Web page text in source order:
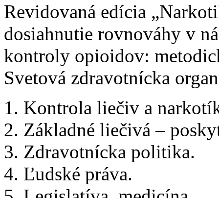
Revidovaná edícia
dosiahnutie rovnováhy v
kontroly opioidov:
Svetová zdravotnícka
1. Kontrola liečiv a
2. Základné liečivá –
3. Zdravotnícka politika.
4. Ľudské práva.